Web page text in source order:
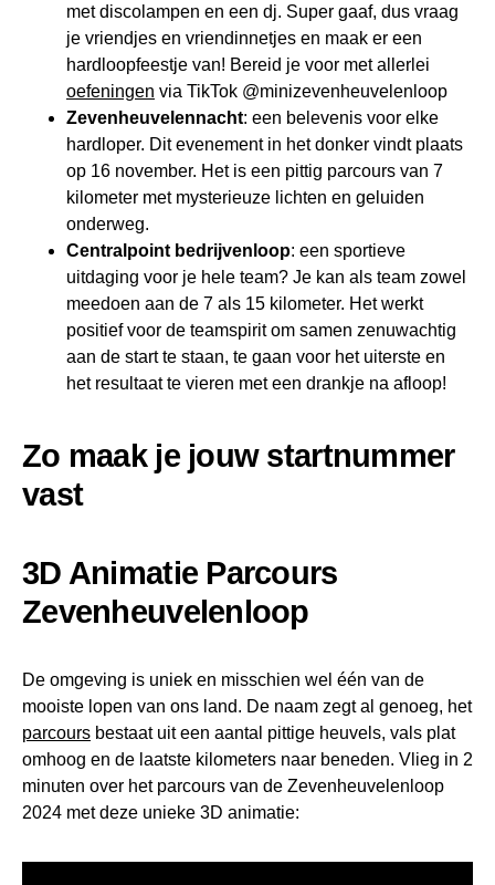
met discolampen en een dj. Super gaaf, dus vraag
je vriendjes en vriendinnetjes en maak er een
hardloopfeestje van! Bereid je voor met allerlei
oefeningen via TikTok @minizevenheuvelenloop
Zevenheuvelennacht: een belevenis voor elke
hardloper. Dit evenement in het donker vindt plaats
op 16 november. Het is een pittig parcours van 7
kilometer met mysterieuze lichten en geluiden
onderweg.
Centralpoint bedrijvenloop: een sportieve
uitdaging voor je hele team? Je kan als team zowel
meedoen aan de 7 als 15 kilometer. Het werkt
positief voor de teamspirit om samen zenuwachtig
aan de start te staan, te gaan voor het uiterste en
het resultaat te vieren met een drankje na afloop!
Zo maak je jouw startnummer
vast
3D Animatie Parcours
Zevenheuvelenloop
De omgeving is uniek en misschien wel één van de
mooiste lopen van ons land. De naam zegt al genoeg, het
parcours bestaat uit een aantal pittige heuvels, vals plat
omhoog en de laatste kilometers naar beneden. Vlieg in 2
minuten over het parcours van de Zevenheuvelenloop
2024 met deze unieke 3D animatie: